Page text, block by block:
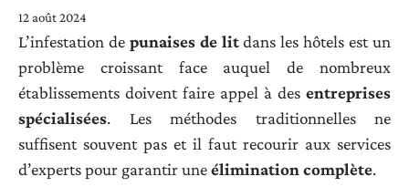
12 août 2024
L’infestation de punaises de litdans les hôtels est un
problème croissant face auquel de nombreux
établissements doivent faire appel à des entreprises
spécialisées. Les méthodes traditionnelles ne
suffisent souvent pas et il faut recourir aux services
d’experts pour garantir uneélimination complète.